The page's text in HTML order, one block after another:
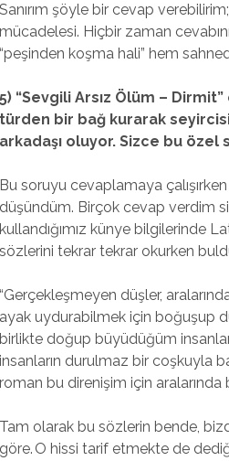
Sanırım şöyle bir cevap
mücadelesi. Hiçbir zaman
“peşinden koşma hali” hem
5) “Sevgili Arsız Ölüm –
türden bir bağ kurarak
arkadaşı oluyor. Sizce bu özel
Bu soruyu cevaplamaya
düşündüm. Birçok cevap verdim
kullandığımız künye bilgilerinde
sözlerini tekrar tekrar okurken
“Gerçekleşmeyen düşler,
ayak uydurabilmek için boğuşup
birlikte doğup büyüdüğüm
insanların durulmaz bir coşkuyla
roman bu direnişim için aralarında
Tam olarak bu sözlerin bende,
göre. O hissi tarif etmekte de